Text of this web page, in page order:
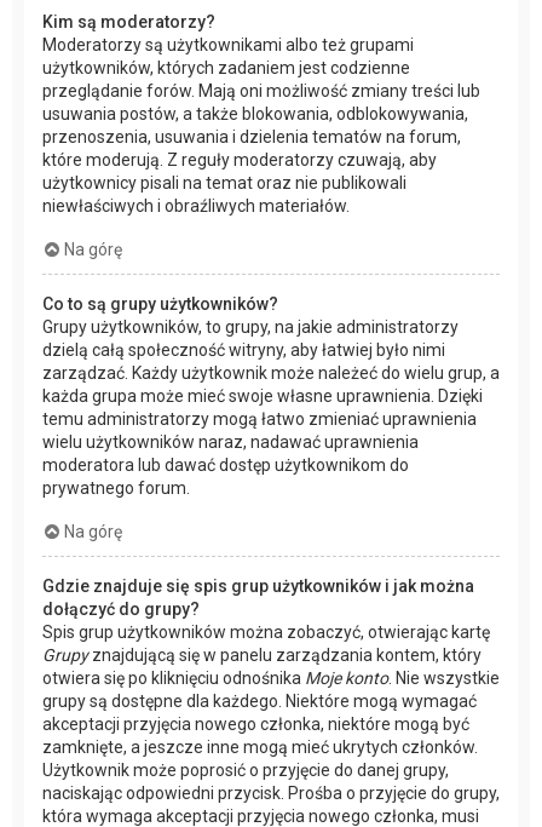
Kim są moderatorzy?
Moderatorzy są użytkownikami albo też grupami
użytkowników, których zadaniem jest codzienne
przeglądanie forów. Mają oni możliwość zmiany treści lub
usuwania postów, a także blokowania, odblokowywania,
przenoszenia, usuwania i dzielenia tematów na forum,
które moderują. Z reguły moderatorzy czuwają, aby
użytkownicy pisali na temat oraz nie publikowali
niewłaściwych i obraźliwych materiałów.
Na górę
Co to są grupy użytkowników?
Grupy użytkowników, to grupy, na jakie administratorzy
dzielą całą społeczność witryny, aby łatwiej było nimi
zarządzać. Każdy użytkownik może należeć do wielu grup, a
każda grupa może mieć swoje własne uprawnienia. Dzięki
temu administratorzy mogą łatwo zmieniać uprawnienia
wielu użytkowników naraz, nadawać uprawnienia
moderatora lub dawać dostęp użytkownikom do
prywatnego forum.
Na górę
Gdzie znajduje się spis grup użytkowników i jak można
dołączyć do grupy?
Spis grup użytkowników można zobaczyć, otwierając kartę
Grupyznajdującą się w panelu zarządzania kontem, który
otwiera się po kliknięciu odnośnika Moje konto. Nie wszystkie
grupy są dostępne dla każdego. Niektóre mogą wymagać
akceptacji przyjęcia nowego członka, niektóre mogą być
zamknięte, a jeszcze inne mogą mieć ukrytych członków.
Użytkownik może poprosić o przyjęcie do danej grupy,
naciskając odpowiedni przycisk. Prośba o przyjęcie do grupy,
która wymaga akceptacji przyjęcia nowego członka, musi